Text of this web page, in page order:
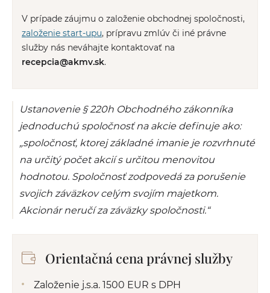
V prípade záujmu o založenie obchodnej spoločnosti,
založenie start-upu, prípravu zmlúv či iné právne
služby nás neváhajte kontaktovať na
recepcia@akmv.sk.
Ustanovenie § 220h Obchodného zákonníka
jednoduchú spoločnosť na akcie definuje ako:
„spoločnosť, ktorej základné imanie je rozvrhnuté
na určitý počet akcií s určitou menovitou
hodnotou. Spoločnosť zodpovedá za porušenie
svojich záväzkov celým svojím majetkom.
Akcionár neručí za záväzky spoločnosti.“
Orientačná cena právnej služby
Založenie j.s.a. 1500 EUR s DPH